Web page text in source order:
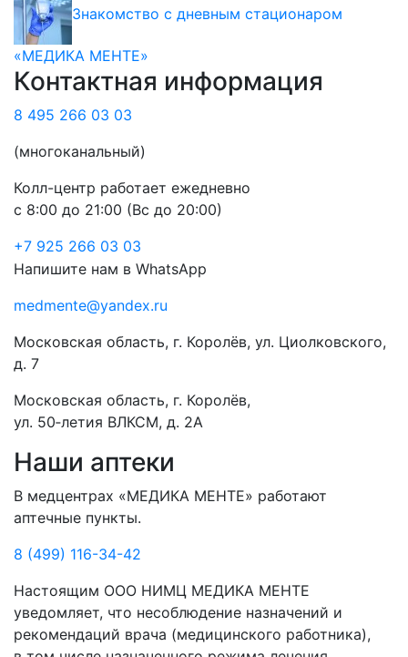
Знакомство с дневным стационаром
«МЕДИКА МЕНТЕ»
Контактная информация
8 495 266 03 03
(многоканальный)
Колл-центр работает ежедневно
с 8:00 до 21:00 (Вс до 20:00)
+7 925 266 03 03
Напишите нам в WhatsApp
medmente@yandex.ru
Московская область, г. Королёв, ул. Циолковского,
д. 7
Московская область, г. Королёв,
ул. 50‑летия ВЛКСМ, д. 2А
Наши аптеки
В медцентрах «МЕДИКА МЕНТЕ» работают
аптечные пункты.
8 (499) 116-34-42
Настоящим ООО НИМЦ МЕДИКА МЕНТЕ
уведомляет, что несоблюдение назначений и
рекомендаций врача (медицинского работника),